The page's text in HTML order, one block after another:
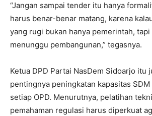
“Jangan sampai tender itu hanya
harus benar-benar matang, karena
yang rugi bukan hanya pemerintah, tapi
menunggu pembangunan,” tegasnya.
Ketua DPD Partai NasDem Sidoarjo itu
pentingnya peningkatan kapasitas
setiap OPD. Menurutnya, pelatihan
pemahaman regulasi harus diperkuat